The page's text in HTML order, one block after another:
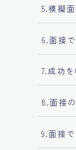
5.模擬
6.面接
7.成功
8.面接
9.面接